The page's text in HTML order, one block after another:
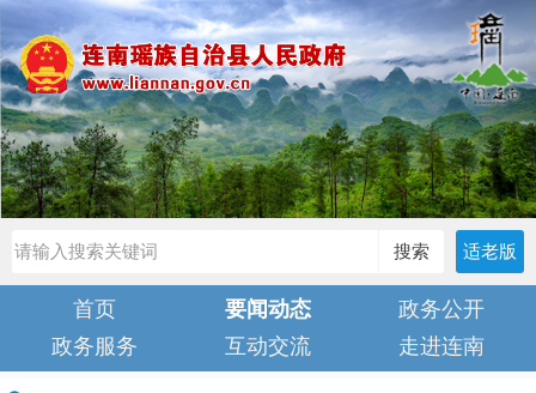
搜索 适老版
首页 要闻动态
政务公开
政务服务
互动交流 走进连南